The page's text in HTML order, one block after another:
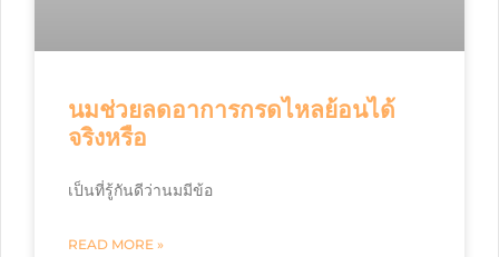
นมช่วยลดอาการกรดไหลย้อนได้
จริงหรือ
เป็นที่รู้กันดีว่านมมีข้อ
READ MORE »